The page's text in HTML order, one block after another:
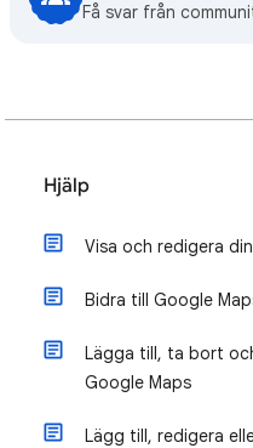
Få svar från
Hjälp
Visa och redigera
Bidra till Google
Lägga till, ta bort
Google Maps
Lägg till, redigera